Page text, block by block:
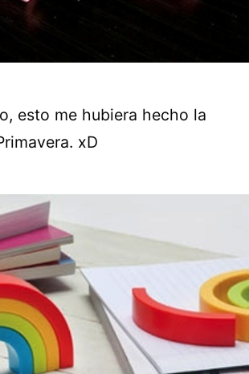
esto me hubiera hecho la
xD